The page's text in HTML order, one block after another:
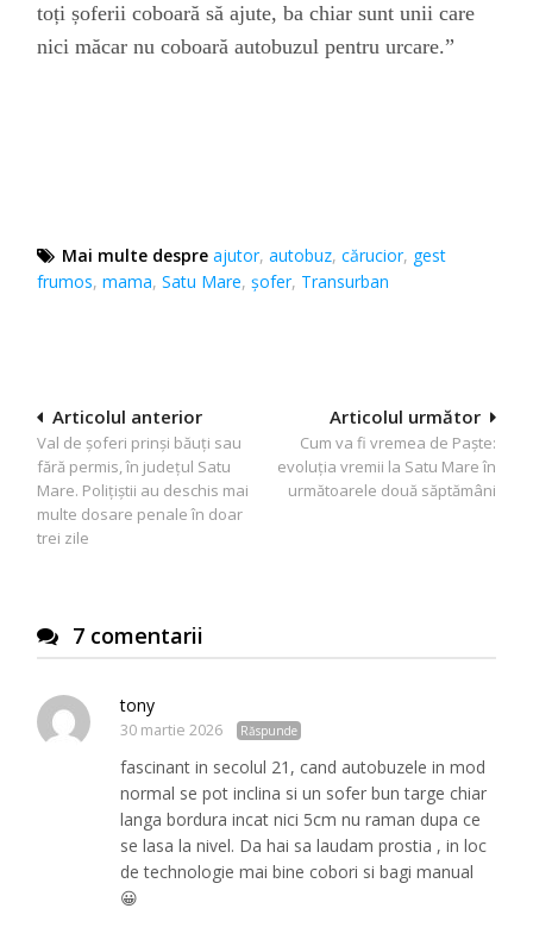
toți șoferii coboară să ajute, ba chiar sunt unii care
nici măcar nu coboară autobuzul pentru urcare.”
Mai multe despre ajutor,autobuz,cărucior, gest
frumos,mama,Satu Mare,şofer, Transurban
Navigare
în
articole
Articolul următor
Cum va fi vremea de Paște:
evoluția vremii la Satu Mare în
următoarele două săptămâni
Articolul anterior
Val de șoferi prinși băuți sau
fără permis, în județul Satu
Mare. Polițiștii au deschis mai
multe dosare penale în doar
trei zile
7 comentarii
tony
30 martie 2026 Răspunde
fascinant in secolul 21, cand autobuzele in mod
normal se pot inclina si un sofer bun targe chiar
langa bordura incat nici 5cm nu raman dupa ce
se lasa la nivel. Da hai sa laudam prostia , in loc
de technologie mai bine cobori si bagi manual
😀